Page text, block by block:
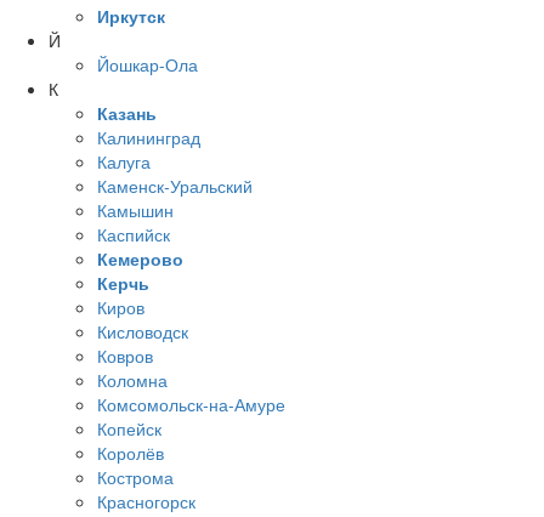
Иркутск
Й
Йошкар-Ола
К
Казань
Калининград
Калуга
Каменск-Уральский
Камышин
Каспийск
Кемерово
Керчь
Киров
Кисловодск
Ковров
Коломна
Комсомольск-на-Амуре
Копейск
Королёв
Кострома
Красногорск